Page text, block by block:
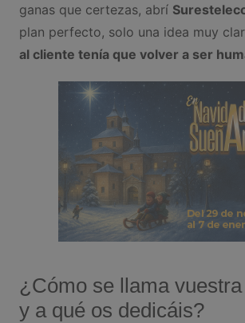
ganas que certezas, abrí
plan perfecto, solo una idea muy
al cliente tenía que volver a ser
¿Cómo se llama
y a qué os dedicáis?